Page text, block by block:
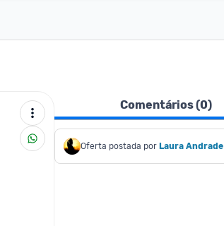
Comentários (0)
Oferta postada por Laura Andrade